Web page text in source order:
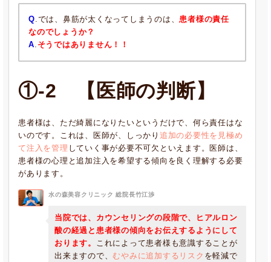
Q .では、鼻筋が太くなってしまうのは、 患者様の責任
なのでしょうか？
A そうではありません！！
①-2 【医師の判断】
患者様は、ただ綺麗になりたいというだけで、何ら責任はな
いのです。これは、医師が、しっかり 追加の必要性を見極め
て注入を管理 していく事が必要不可欠といえます。医師は、
患者様の心理と追加注入を希望する傾向を良く理解する必要
があります。
水の森美容クリニック 総院長竹江渉
当院では、カウンセリングの段階で、ヒアルロン
酸の経過と患者様の傾向をお伝えするようにして
おります。
これによって患者様も意識することが
出来ますので、むやみに追加するリスク を軽減で